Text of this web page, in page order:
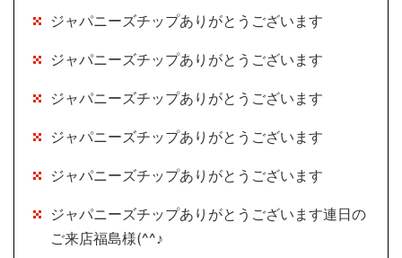
ジャパニーズチップありがとうございます
ジャパニーズチップありがとうございます
ジャパニーズチップありがとうございます
ジャパニーズチップありがとうございます
ジャパニーズチップありがとうございます
ジャパニーズチップありがとうございます連日の
ご来店福島様(^^♪